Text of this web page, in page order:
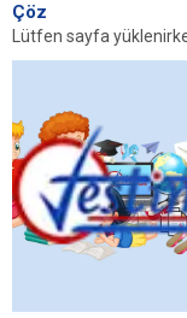
Çöz
Lütfen sayfa
bekleyiniz,
olduğundan emin
sayfa yüklenmediyse